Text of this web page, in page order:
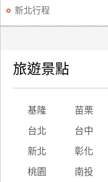
新北行程
旅遊景點
基隆 苗栗
台北 台中
新北 彰化
桃園 南投